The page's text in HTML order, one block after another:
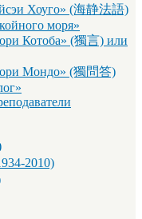
Хоуго» (海静法語)
моря»
Котоба» (獨言) или
Мондо» (獨問答)
2010)